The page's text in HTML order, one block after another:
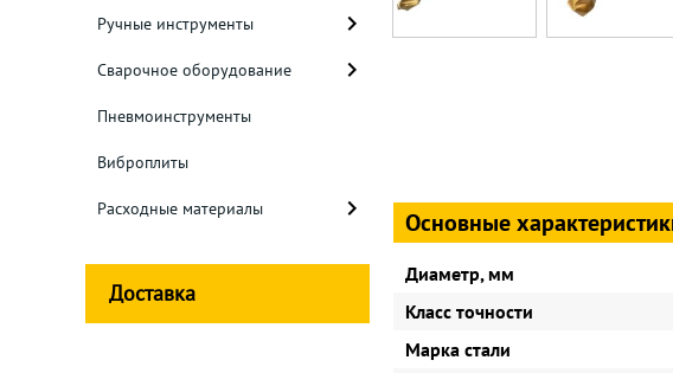
Ручные инструменты
Сварочное оборудование
Пневмоинструменты
Виброплиты
Расходные материалы
Доставка
Основные
Диаметр, мм
Класс точности
Марка стали